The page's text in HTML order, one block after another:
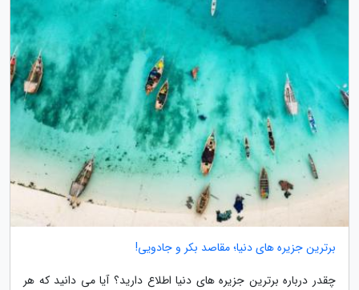
برترین جزیره های دنیا؛ مقاصد بکر و جادویی!
چقدر درباره برترین جزیره های دنیا اطلاع دارید؟ آیا می دانید که هر